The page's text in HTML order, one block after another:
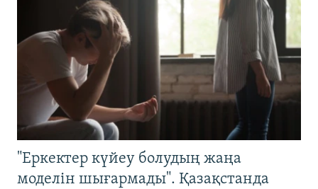
"Еркектер күйеу болудың жаңа
моделін шығармады". Қазақстанда